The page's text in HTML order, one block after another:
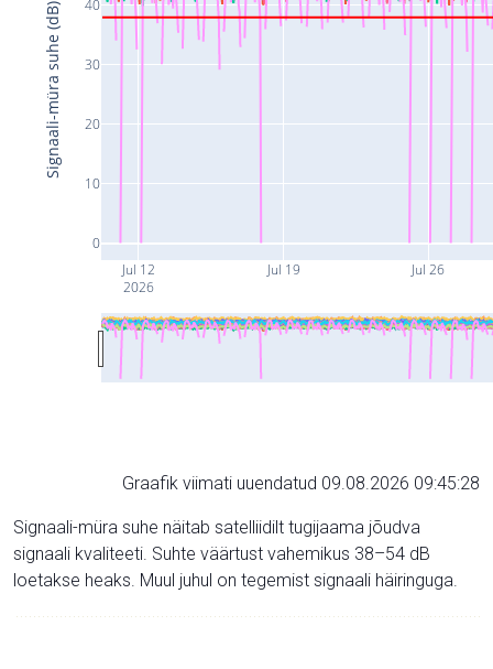
Jul 12
2026
Jul 19 Jul 26
0
10
20
30
40
Signaali-müra suhe (dB)
Graafik viimati uuendatud 09.08.2026 09:45:28
Signaali-müra suhe näitab satelliidilt tugijaama jõudva
signaali kvaliteeti. Suhte väärtust vahemikus 38–54 dB
loetakse heaks. Muul juhul on tegemist signaali häiringuga.